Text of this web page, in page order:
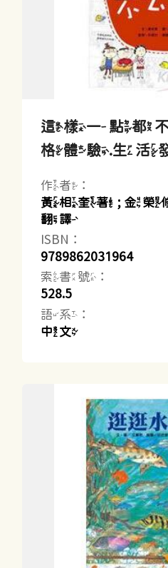
這樣一點都
格體驗.生活
作者：
黃相奎著 ; 金榮
翻譯
ISBN：
9789862031964
索書號：
528.5
語系：
中文